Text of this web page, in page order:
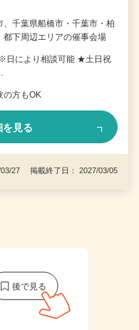
千葉県船橋市・千葉市・柏
下周辺エリアの催事会場
により相談可能 ★土日祝
の方もOK
を見る
03/27 掲載終了日： 2027/03/05